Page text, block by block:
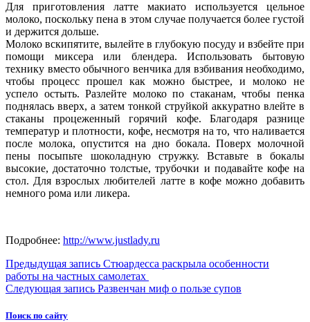
Для приготовления латте макиато используется цельное
молоко, поскольку пена в этом случае получается более густой
и держится дольше.
Молоко вскипятите, вылейте в глубокую посуду и взбейте при
помощи миксера или блендера. Использовать бытовую
технику вместо обычного венчика для взбивания необходимо,
чтобы процесс прошел как можно быстрее, и молоко не
успело остыть. Разлейте молоко по стаканам, чтобы пенка
поднялась вверх, а затем тонкой струйкой аккуратно влейте в
стаканы процеженный горячий кофе. Благодаря разнице
температур и плотности, кофе, несмотря на то, что наливается
после молока, опустится на дно бокала. Поверх молочной
пены посыпьте шоколадную стружку. Вставьте в бокалы
высокие, достаточно толстые, трубочки и подавайте кофе на
стол. Для взрослых любителей латте в кофе можно добавить
немного рома или ликера.
Подробнее: http://www.justlady.ru
Навигация
по
Предыдущая запись Стюардесса раскрыла особенности
работы на частных самолетах
Навигация
по
Следующая запись Развенчан миф о пользе супов
Поиск по сайту